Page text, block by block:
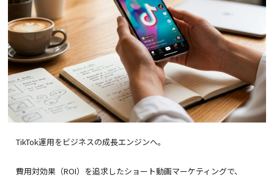
TikTok運用をビジネスの成長エンジンへ。
費用対効果（ROI）を追求したショート動画マーケティングで、